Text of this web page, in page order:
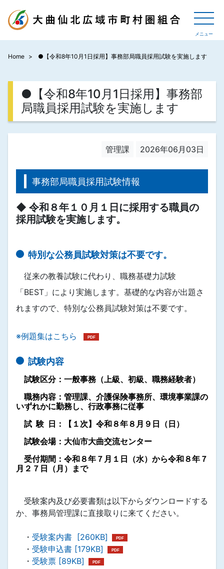
Home ●【令和8年10月1日採用】事務部局職員採用試験を実施します
●【令和8年10月1日採用】事務部
局職員採用試験を実施します
管理課 2026年06月03日
事務部局職員採用試験情報
◆ 令和８年１０月１日に採用する職員の
採用試験を実施します。
特別な公務員試験対策は不要です。
従来の教養試験に代わり、 職務基礎力試験
「BEST」により実施します。基礎的な内容が出題さ
れますので、特別な公務員試験対策は不要です。
※例題集はこちら
試験内容
試験区分：一般事務（上級、初級、職務経験者）
職務内容：管理課、介護保険事務所、環境事業課の
いずれかに勤務し、行政事務に従事
試 験 日：【１次】令和８年８月９日（日）
試験会場：大仙市大曲交流センター
受付期間：令和８年７月１日（水）から令和８年７
月２７日（月）まで
受験案内及び必要書類は以下からダウンロードする
か、事務局管理課に直接取りに来てください。
・ 受験案内書 [260KB]
・ 受験申込書 [179KB]
・ 受験票 [89KB]